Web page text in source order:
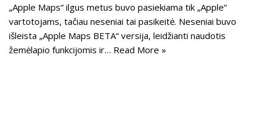
„Apple Maps“ ilgus metus buvo pasiekiama tik „Apple“
vartotojams, tačiau neseniai tai pasikeitė. Neseniai buvo
išleista „Apple Maps BETA“ versija, leidžianti naudotis
žemėlapio funkcijomis ir… Read More »